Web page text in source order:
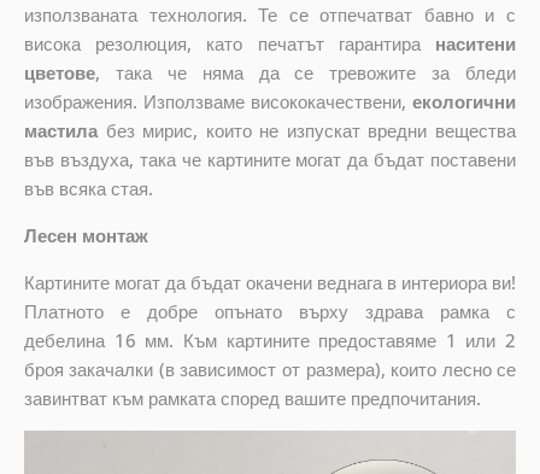
използваната технология. Те се отпечатват бавно и с
висока резолюция, като печатът гарантира наситени
цветове, така че няма да се тревожите за бледи
изображения. Използваме висококачествени,екологични
мастилабез мирис, които не изпускат вредни вещества
във въздуха, така че картините могат да бъдат поставени
във всяка стая.
Лесен монтаж
Картините могат да бъдат окачени веднага в интериора ви!
Платното е добре опънато върху здрава рамка с
дебелина 16 мм. Към картините предоставяме 1 или 2
броя закачалки (в зависимост от размера), които лесно се
завинтват към рамката според вашите предпочитания.